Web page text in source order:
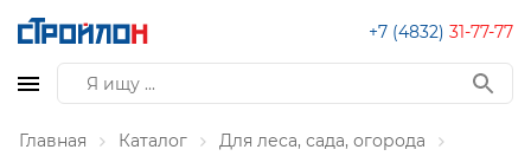
+7 (4832) 31-77-77
Главная Каталог
Для леса, сада, огорода